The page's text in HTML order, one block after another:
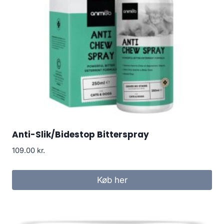
Anti-Slik/Bidestop Bitterspray
109.00 kr.
Køb her